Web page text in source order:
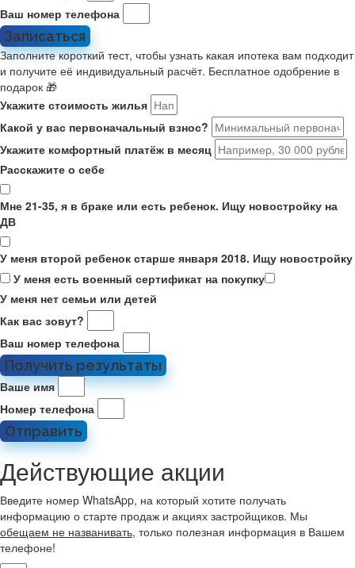
Ваш номер телефона
Записаться
Заполните короткий тест, чтобы узнать какая ипотека вам подходит
и получите её индивидуальный расчёт. Бесплатное одобрение в
подарок 🎁
Укажите стоимость жилья
Какой у вас первоначальный взнос?
Укажите комфортный платёж в месяц
Расскажите о себе
Мне 21-35, я в браке или есть ребенок. Ищу новостройку на
ДВ
У меня второй ребенок старше января 2018. Ищу новостройку
У меня есть военный сертификат на покупку
У меня нет семьи или детей
Как вас зовут?
Ваш номер телефона
Получить результаты
Ваше имя
Номер телефона
Отправить
Действующие акции
Введите номер WhatsApp, на который хотите получать
информацию о старте продаж и акциях застройщиков. Мы
обещаем не названивать, только полезная информация в Вашем
телефоне!